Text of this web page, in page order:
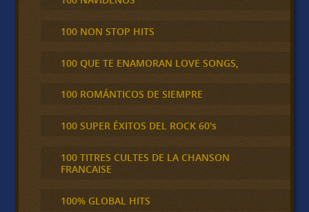
100 NON STOP HITS
100 QUE TE ENAMORAN LOVE SONGS,
100 ROMÁNTICOS DE SIEMPRE
100 SUPER ÉXITOS DEL ROCK 60's
100 TITRES CULTES DE LA CHANSON
FRANCAISE
100% GLOBAL HITS